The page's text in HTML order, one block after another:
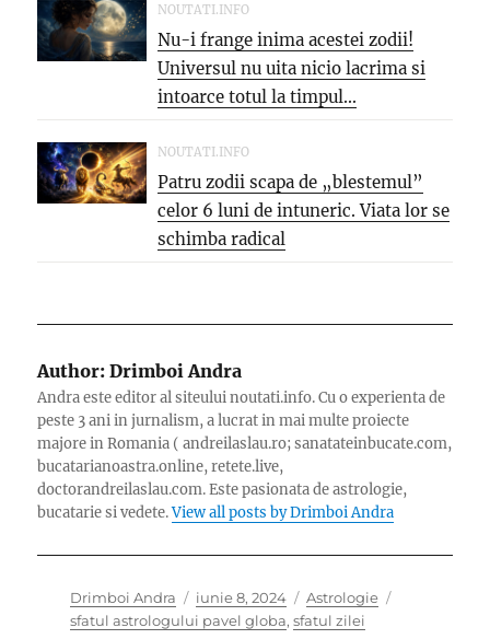
NOUTATI.INFO
Nu-i frange inima acestei zodii!
Universul nu uita nicio lacrima si
intoarce totul la timpul...
NOUTATI.INFO
Patru zodii scapa de „blestemul”
celor 6 luni de intuneric. Viata lor se
schimba radical
Author: Drimboi Andra
Andra este editor al siteului noutati.info. Cu o experienta de
peste 3 ani in jurnalism, a lucrat in mai multe proiecte
majore in Romania ( andreilaslau.ro; sanatateinbucate.com,
bucatarianoastra.online, retete.live,
doctorandreilaslau.com. Este pasionata de astrologie,
bucatarie si vedete.View all posts by Drimboi Andra
Author
Drimboi Andra
Posted
on
iunie 8, 2024 Categories
Astrologie
sfatul astrologului pavel globa, sfatul zilei